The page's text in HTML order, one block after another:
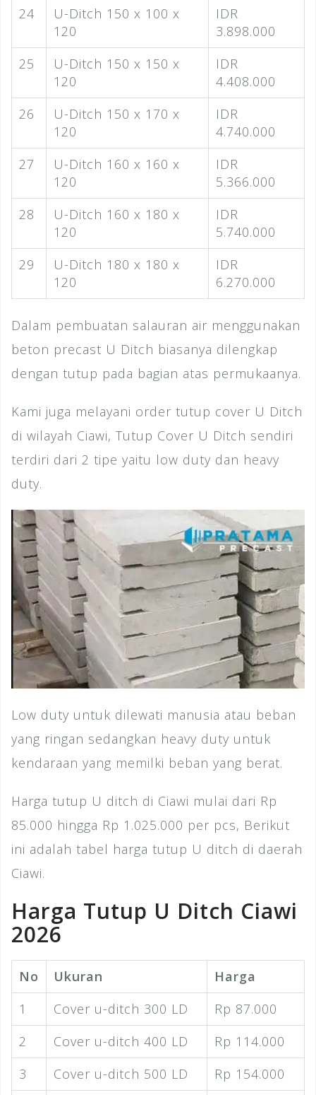
24
U-Ditch 150 x 100 x
120
IDR
3.898.000
25
U-Ditch 150 x 150 x
120
IDR
4.408.000
26
U-Ditch 150 x 170 x
120
IDR
4.740.000
27
U-Ditch 160 x 160 x
120
IDR
5.366.000
28
U-Ditch 160 x 180 x
120
IDR
5.740.000
29
U-Ditch 180 x 180 x
120
IDR
6.270.000
Dalam pembuatan salauran air menggunakan
beton precast U Ditch biasanya dilengkap
dengan tutup pada bagian atas permukaanya.
Kami juga melayani order tutup cover U Ditch
di wilayah Ciawi, Tutup Cover U Ditch sendiri
terdiri dari 2 tipe yaitu low duty dan heavy
duty.
Low duty untuk dilewati manusia atau beban
yang ringan sedangkan heavy duty untuk
kendaraan yang memilki beban yang berat.
Harga tutup U ditch di Ciawi mulai dari Rp
85.000 hingga Rp 1.025.000 per pcs, Berikut
ini adalah tabel harga tutup U ditch di daerah
Ciawi.
Harga Tutup U Ditch Ciawi
2026
No Ukuran
Harga
1
Cover u-ditch 300 LD
Rp 87.000
2
Cover u-ditch 400 LD
Rp 114.000
3
Cover u-ditch 500 LD Rp 154.000